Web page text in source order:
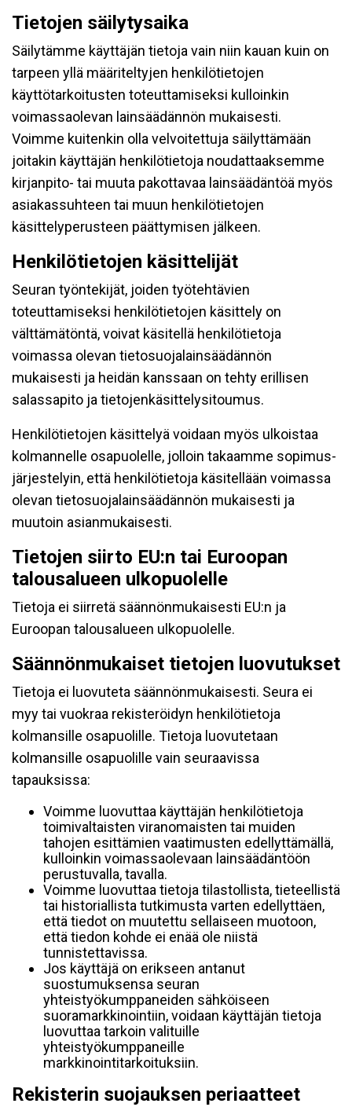
Tietojen säilytysaika
Säilytämme käyttäjän tietoja vain niin kauan kuin on
tarpeen yllä määriteltyjen henkilötietojen
käyttötarkoitusten toteuttamiseksi kulloinkin
voimassaolevan lainsäädännön mukaisesti.
Voimme kuitenkin olla velvoitettuja säilyttämään
joitakin käyttäjän henkilötietoja noudattaaksemme
kirjanpito- tai muuta pakottavaa lainsäädäntöä myös
asiakassuhteen tai muun henkilötietojen
käsittelyperusteen päättymisen jälkeen.
Henkilötietojen käsittelijät
Seuran työntekijät, joiden työtehtävien
toteuttamiseksi henkilötietojen käsittely on
välttämätöntä, voivat käsitellä henkilötietoja
voimassa olevan tietosuojalainsäädännön
mukaisesti ja heidän kanssaan on tehty erillisen
salassapito ja tietojenkäsittelysitoumus.
Henkilötietojen käsittelyä voidaan myös ulkoistaa
kolmannelle osapuolelle, jolloin takaamme sopimus-
järjestelyin, että henkilötietoja käsitellään voimassa
olevan tietosuojalainsäädännön mukaisesti ja
muutoin asianmukaisesti.
Tietojen siirto EU:n tai Euroopan
talousalueen ulkopuolelle
Tietoja ei siirretä säännönmukaisesti EU:n ja
Euroopan talousalueen ulkopuolelle.
Säännönmukaiset tietojen luovutukset
Tietoja ei luovuteta säännönmukaisesti. Seura ei
myy tai vuokraa rekisteröidyn henkilötietoja
kolmansille osapuolille. Tietoja luovutetaan
kolmansille osapuolille vain seuraavissa
tapauksissa:
Voimme luovuttaa käyttäjän henkilötietoja
toimivaltaisten viranomaisten tai muiden
tahojen esittämien vaatimusten edellyttämällä,
kulloinkin voimassaolevaan lainsäädäntöön
perustuvalla, tavalla.
Voimme luovuttaa tietoja tilastollista, tieteellistä
tai historiallista tutkimusta varten edellyttäen,
että tiedot on muutettu sellaiseen muotoon,
että tiedon kohde ei enää ole niistä
tunnistettavissa.
Jos käyttäjä on erikseen antanut
suostumuksensa seuran
yhteistyökumppaneiden sähköiseen
suoramarkkinointiin, voidaan käyttäjän tietoja
luovuttaa tarkoin valituille
yhteistyökumppaneille
markkinointitarkoituksiin.
Rekisterin suojauksen periaatteet